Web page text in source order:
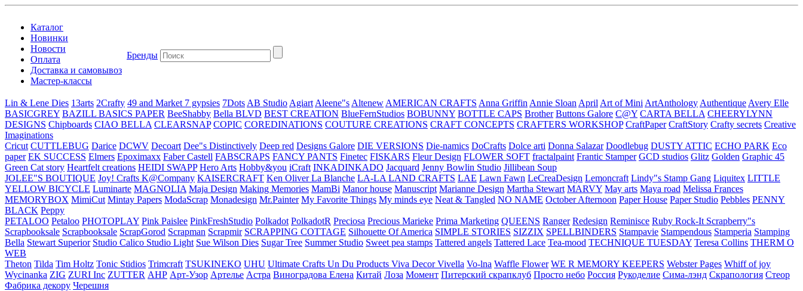
Каталог
Новинки
Новости
Оплата
Доставка и самовывоз
Мастер-классы
Бренды
Lin & Lene Dies 13arts 2Crafty 49 and Market 7 gypsies 7Dots AB Studio Agiart Aleene"s Altenew AMERICAN CRAFTS Anna Griffin Annie Sloan April Art of Mini ArtAnthology Authentique Avery Elle
BASICGREY BAZILL BASICS PAPER BeeShabby Bella BLVD BEST CREATION BlueFernStudios BOBUNNY BOTTLE CAPS Brother Buttons Galore C@Y CARTA BELLA CHEERYLYNN
DESIGNS Chipboards CIAO BELLA CLEARSNAP COPIC COREDINATIONS COUTURE CREATIONS CRAFT CONCEPTS CRAFTERS WORKSHOP CraftPaper CraftStory Crafty secrets Creative
Imaginations
Cricut CUTTLEBUG Darice DCWV Decoart Dee"s Distinctively Deep red Designs Galore DIE VERSIONS Die-namics DoCrafts Dolce arti Donna Salazar Doodlebug DUSTY ATTIC ECHO PARK Eco
paper EK SUCCESS Elmers Epoximaxx Faber Castell FABSCRAPS FANCY PANTS Finetec FISKARS Fleur Design FLOWER SOFT fractalpaint Frantic Stamper GCD studios Glitz Golden Graphic 45
Green Cat story Heartfelt creations HEIDI SWAPP Hero Arts Hobby&you iCraft INKADINKADO Jacquard Jenny Bowlin Studio Jillibean Soup
JOLEE"S BOUTIQUE Joy! Crafts K@Company KAISERCRAFT Ken OliverLa Blanche LA-LA LAND CRAFTS LAE Lawn Fawn LeCreaDesign Lemoncraft Lindy"s Stamp Gang Liquitex LITTLE
YELLOW BICYCLE Luminarte MAGNOLIA Maja Design Making Memories MamBi Manor house Manuscript Marianne Design Martha Stewart MARVY May arts Maya road Melissa Frances
MEMORYBOX MimiCut Mintay Papers ModaScrap Monadesign Mr.Painter My Favorite Things My minds eye Neat & Tangled NO NAME October Afternoon Paper House Paper Studio Pebbles PENNY
BLACK Peppy
PETALOO Petaloo PHOTOPLAY Pink Paislee PinkFreshStudio Polkadot PolkadotR Preciosa Precious Marieke Prima Marketing QUEENS Ranger Redesign Reminisce Ruby Rock-It Scrapberry"s
Scrapbooksale Scrapbooksale ScrapGorod Scrapman Scrapmir SCRAPPING COTTAGE Silhouette Of America SIMPLE STORIES SIZZIX SPELLBINDERS Stampavie Stampendous Stamperia Stamping
Bella Stewart Superior Studio Calico Studio Light Sue Wilson Dies Sugar Tree Summer Studio Sweet pea stamps Tattered angels Tattered Lace Tea-mood TECHNIQUE TUESDAY Teresa Collins THERM O
WEB
Theton Tilda Tim Holtz Tonic Stidios Trimcraft TSUKINEKO UHU Ultimate Crafts Un Du Products Viva DecorVivella Vo-lna Waffle Flower WE R MEMORY KEEPERS Webster Pages Whiff of joy
Wycinanka ZIG ZURI Inc ZUTTER АНР Арт-Узор Артелье Астра Виноградова Елена Китай Лоза Момент Питерский скрапклуб Просто небо Россия Рукоделие Сима-лэнд Скрапология Стеор
Фабрика декору Черешня